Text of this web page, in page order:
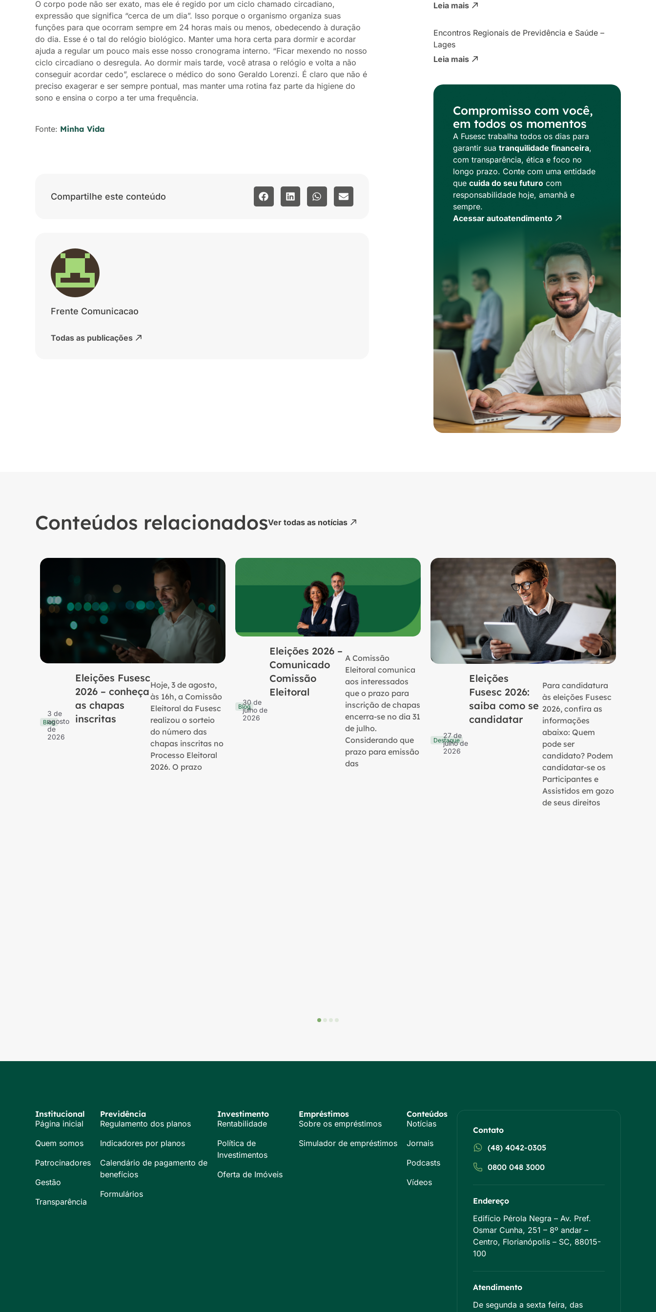
O corpo pode não ser exato, mas ele é regido por um ciclo chamado circadiano,
expressão que significa “cerca de um dia”. Isso porque o organismo organiza suas
funções para que ocorram sempre em 24 horas mais ou menos, obedecendo à duração
do dia. Esse é o tal do relógio biológico. Manter uma hora certa para dormir e acordar
ajuda a regular um pouco mais esse nosso cronograma interno. “Ficar mexendo no nosso
ciclo circadiano o desregula. Ao dormir mais tarde, você atrasa o relógio e volta a não
conseguir acordar cedo”, esclarece o médico do sono Geraldo Lorenzi. É claro que não é
preciso exagerar e ser sempre pontual, mas manter uma rotina faz parte da higiene do
sono e ensina o corpo a ter uma frequência.
Fonte: Minha Vida
Compartilhe este conteúdo
Frente Comunicacao
Todas as publicações
Leia mais
Encontros Regionais de Previdência e Saúde –
Lages
Leia mais
Compromisso com você,
em todos os momentos
A Fusesc trabalha todos os dias para
garantir sua tranquilidade financeira,
com transparência, ética e foco no
longo prazo. Conte com uma entidade
que cuida do seu futuro com
responsabilidade hoje, amanhã e
sempre.
Acessar autoatendimento
Conteúdos relacionadosVer todas as notícias
Blog
3 de
agosto
de
2026
Eleições Fusesc
2026 – conheça
as chapas
inscritas
Hoje, 3 de agosto,
às 16h, a Comissão
Eleitoral da Fusesc
realizou o sorteio
do número das
chapas inscritas no
Processo Eleitoral
2026. O prazo
Blog
30 de
julho de
2026
Eleições 2026 –
Comunicado
Comissão
Eleitoral
A Comissão
Eleitoral comunica
aos interessados
que o prazo para
inscrição de chapas
encerra-se no dia 31
de julho.
Considerando que
prazo para emissão
das
Destaque
27 de
julho de
2026
Eleições
Fusesc 2026:
saiba como se
candidatar
Para candidatura
às eleições Fusesc
2026, confira as
informações
abaixo: Quem
pode ser
candidato? Podem
candidatar-se os
Participantes e
Assistidos em gozo
de seus direitos
Institucional
Página inicial
Quem somos
Patrocinadores
Gestão
Transparência
Previdência
Regulamento dos planos
Indicadores por planos
Calendário de pagamento de
benefícios
Formulários
Investimento
Rentabilidade
Política de
Investimentos
Oferta de Imóveis
Empréstimos
Sobre os empréstimos
Simulador de empréstimos
Conteúdos
Notícias
Jornais
Podcasts
Vídeos
Contato
(48) 4042-0305
0800 048 3000
Endereço
Edifício Pérola Negra – Av. Pref.
Osmar Cunha, 251 – 8º andar –
Centro, Florianópolis – SC, 88015-
100
Atendimento
De segunda a sexta feira, das